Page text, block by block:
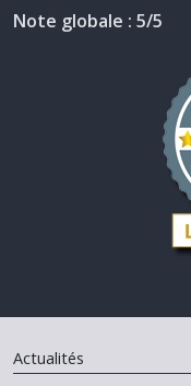
Note globale : 5/5
Actualités